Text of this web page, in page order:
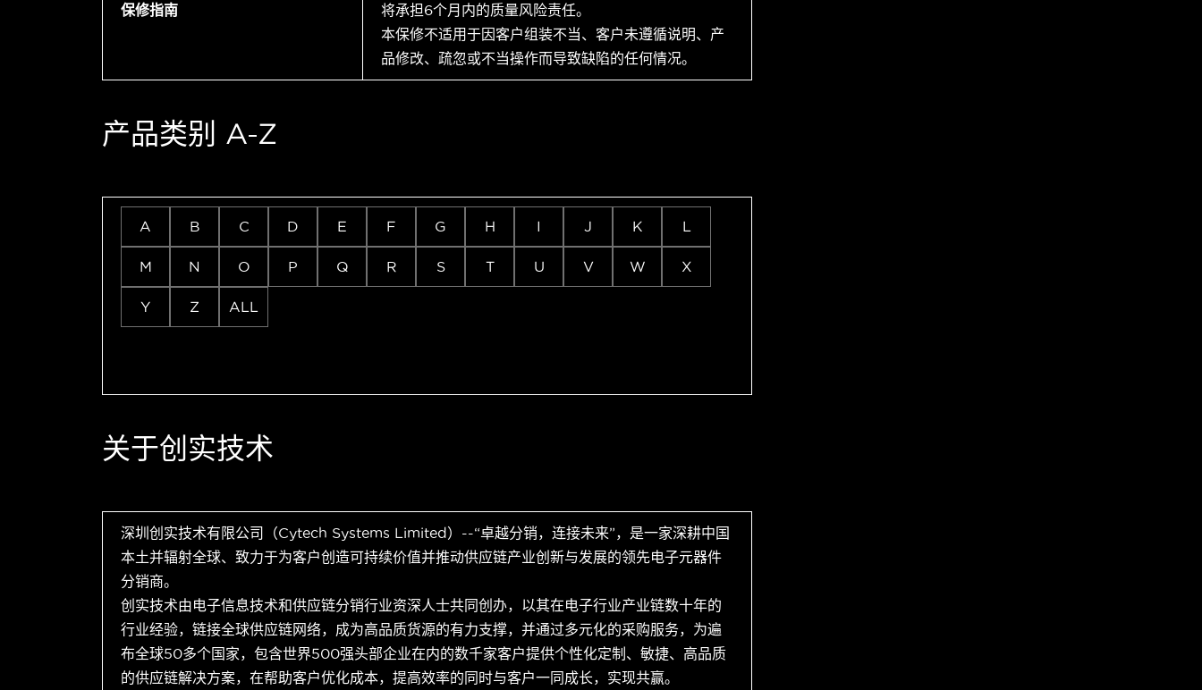
保修指南
将承担6个月内的质量风险责任。
本保修不适用于因客户组装不当、客户未遵循说明、产
品修改、疏忽或不当操作而导致缺陷的任何情况。
产品类别 A-Z
A B C D E F G H I J K L
M N O P Q R S T U V W X
Y Z ALL
关于创实技术
深圳创实技术有限公司（Cytech Systems Limited）--“卓越分销，连接未来”，是一家深耕中国
本土并辐射全球、致力于为客户创造可持续价值并推动供应链产业创新与发展的领先电子元器件
分销商。
创实技术由电子信息技术和供应链分销行业资深人士共同创办，以其在电子行业产业链数十年的
行业经验，链接全球供应链网络，成为高品质货源的有力支撑，并通过多元化的采购服务，为遍
布全球50多个国家，包含世界500强头部企业在内的数千家客户提供个性化定制、敏捷、高品质
的供应链解决方案，在帮助客户优化成本，提高效率的同时与客户一同成长，实现共赢。